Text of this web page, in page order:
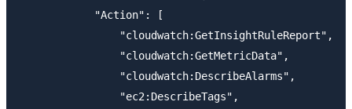
            "Action": [
                "cloudwatch:GetInsightRuleReport",
                "cloudwatch:GetMetricData",
                "cloudwatch:DescribeAlarms",
                "ec2:DescribeTags",